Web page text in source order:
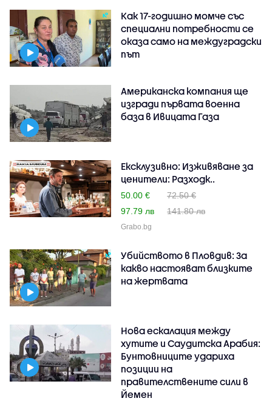
Как 17-годишно момче със
специални потребности се
оказа само на междуградски
път
Американска компания ще
изгради първата военна
база в Ивицата Газа
Ексклузивно: Изживяване за
ценители: Разходк..
50.00 €
72.50 €
97.79 лв
141.80 лв
Grabo.bg
Убийството в Пловдив: За
какво настояват близките
на жертвата
Нова ескалация между
хутите и Саудитска Арабия:
Бунтовниците удариха
позиции на
правителствените сили в
Йемен